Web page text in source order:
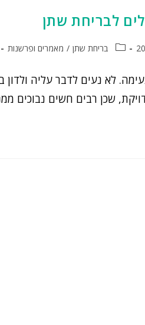
לבריחת שתן
בריחת שתן / מאמרים ופרשנות
לא נעים לדבר עליה
שכן רבים חשים נבוכים